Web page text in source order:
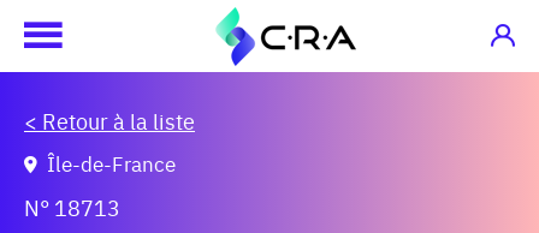
< Retour à la liste
N° 18713
Île-de-France